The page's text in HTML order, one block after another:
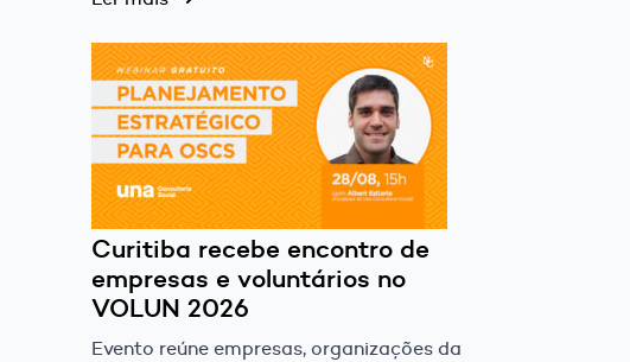
Curitiba recebe encontro de
empresas e voluntários no
VOLUN 2026
Evento reúne empresas, organizações da